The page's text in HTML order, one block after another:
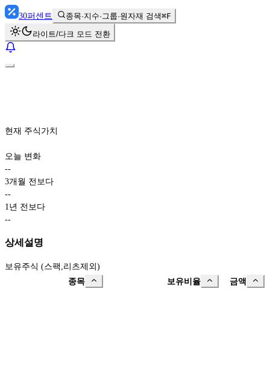
30퍼센트 종목·지수·그룹·원자재 검색⌘F
라이트/다크 모드 전환
현재 주식가치
오늘 변화
--
3개월 전보다
--
1년 전보다
--
상세설명
보유주식 (스팩,리츠제외)
종목
보유비율 금액